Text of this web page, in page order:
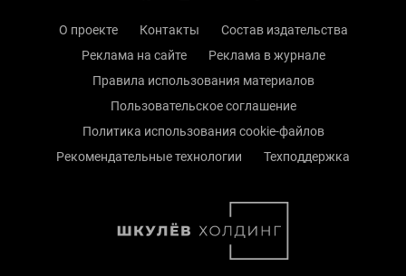
О проекте Контакты
Состав издательства
Реклама на сайте
Реклама в журнале
Правила использования материалов
Пользовательское соглашение
Политика использования cookie-файлов
Рекомендательные технологии
Техподдержка